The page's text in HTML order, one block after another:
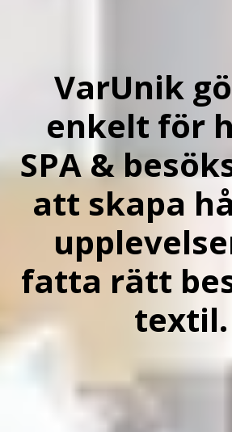
VarUnik
enkelt för
SPA &
att skapa
fatta rätt
textil.